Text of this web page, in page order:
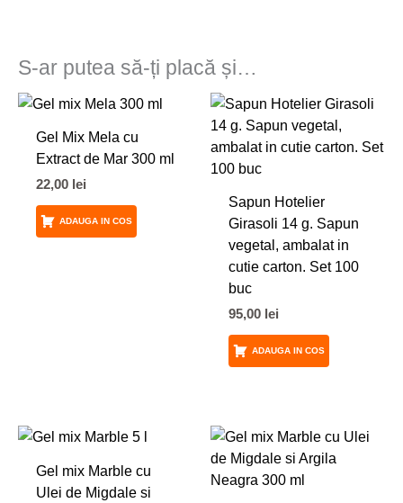
S-ar putea să-ți placă și…
Gel Mix Mela cu
Extract de Mar 300 ml
22,00 lei
ADAUGA IN COS
Sapun Hotelier
Girasoli 14 g. Sapun
vegetal, ambalat in
cutie carton. Set 100
buc
95,00 lei
ADAUGA IN COS
Gel mix Marble cu
Ulei de Migdale si